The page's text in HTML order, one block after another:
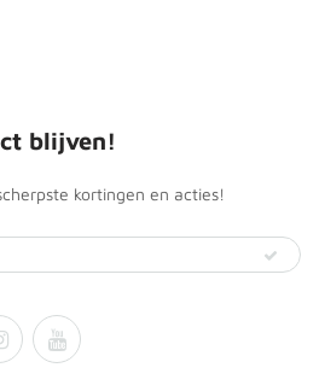
blijven!
kortingen en acties!